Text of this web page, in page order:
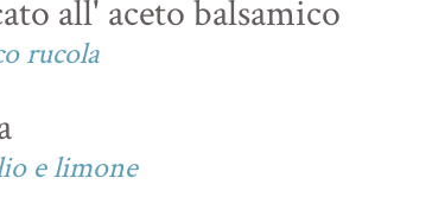
all' aceto balsamico
rucola
e limone